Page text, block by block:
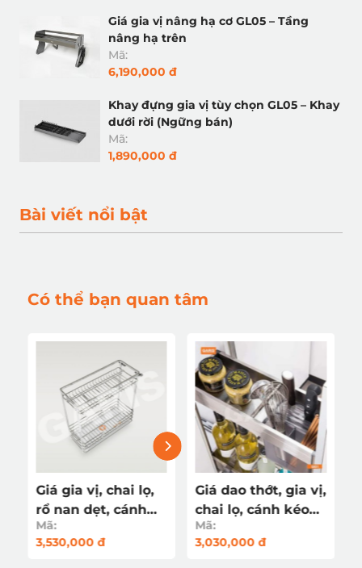
Giá gia vị nâng hạ cơ GL05 – Tầng
nâng hạ trên
Mã:
6,190,000 đ
Khay đựng gia vị tùy chọn GL05 – Khay
dưới rời (Ngững bán)
Mã:
1,890,000 đ
Bài viết nổi bật
Có thể bạn quan tâm
Giá gia vị, chai lọ,
rổ nan dẹt, cánh
kéo GKE225
Mã:
3,530,000 đ
Giá dao thớt, gia vị,
chai lọ, cánh kéo
GKB120
Mã:
3,030,000 đ